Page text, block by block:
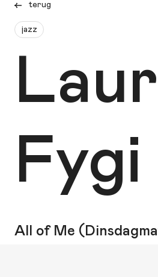
terug
jazz
Fygi
All of Me